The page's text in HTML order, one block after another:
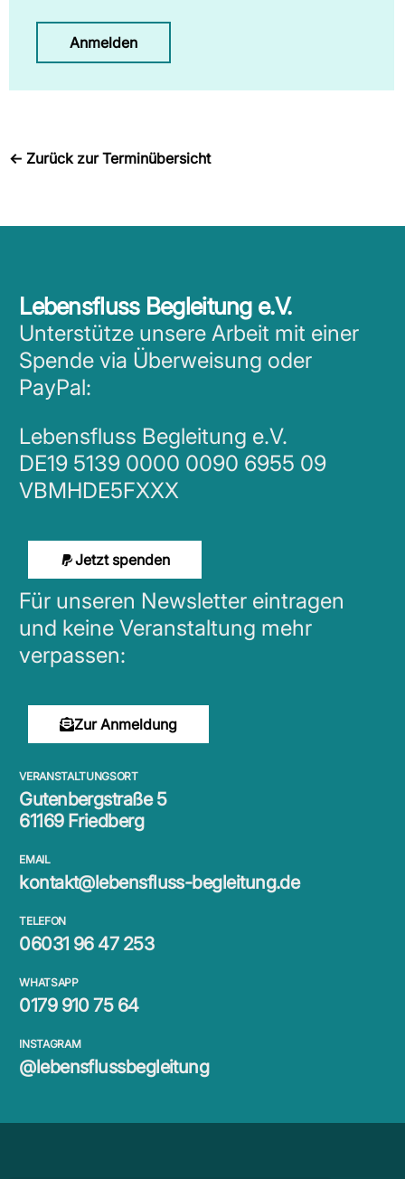
Anmelden
← Zurück zur Terminübersicht
Lebensfluss Begleitung e.V.
Unterstütze unsere Arbeit mit einer
Spende via Überweisung oder
PayPal:
Lebensfluss Begleitung e.V.
DE19 5139 0000 0090 6955 09
VBMHDE5FXXX
Jetzt spenden
Für unseren Newsletter eintragen
und keine Veranstaltung mehr
verpassen:
Zur Anmeldung
VERANSTALTUNGSORT
Gutenbergstraße 5
61169 Friedberg
EMAIL
kontakt@lebensfluss-begleitung.de
TELEFON
06031 96 47 253
WHATSAPP
0179 910 75 64
INSTAGRAM
@lebensflussbegleitung